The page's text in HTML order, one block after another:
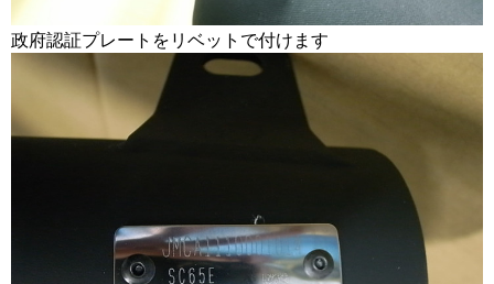
政府認証プレートをリベットで付けます